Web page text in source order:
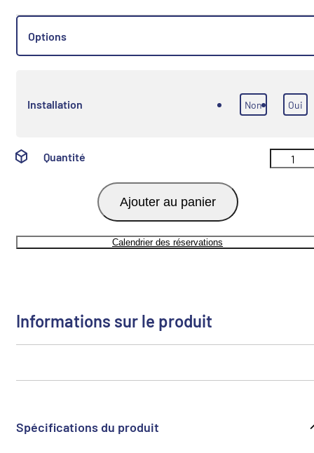
Options
Installation Non Oui
Quantité
Ajouter au panier
Calendrier des réservations
Informations sur le produit
Spécifications du produit